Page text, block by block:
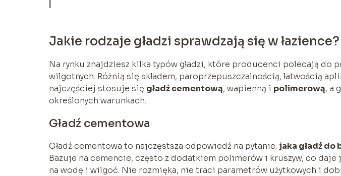
Jakie rodzaje gładzi sprawdzają się w łazience?
Na rynku znajdziesz kilka typów gładzi, które producenci polecają do
wilgotnych. Różnią się składem, paroprzepuszczalnością, łatwością
najczęściej stosuje się gładź cementową, wapienną i polimerową, a
określonych warunkach.
Gładź cementowa
Gładź cementowa to najczęstsza odpowiedź na pytanie: jaka gładź do
Bazuje na cemencie, często z dodatkiem polimerów i kruszyw, co
na wodę i wilgoć. Nie rozmięka, nie traci parametrów użytkowych i